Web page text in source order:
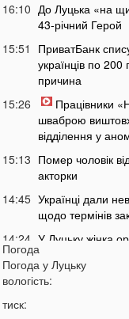
16:10 До Луцька «на
43-річний Герой
15:51
ПриватБанк
українців по
причина
15:26
Працівники
шваброю
відділення у
15:13 Помер чоловік
акторки
14:45 Українці дали
щодо термінів
14:24 У Луцьку жінка
в орендованій
14:09 Пенсіонери в
Погода
Погода у Луцьку
вологість:
тиск: